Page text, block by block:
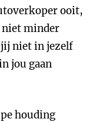
ooit,
niet minder
niet in jezelf
jou gaan
houding